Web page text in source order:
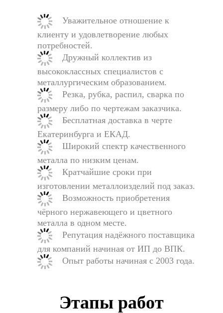
Уважительное отношение к
клиенту и удовлетворение любых
потребностей.
Дружный коллектив из
высококлассных специалистов с
металлургическим образованием.
Резка, рубка, распил, сварка по
размеру либо по чертежам заказчика.
Бесплатная доставка в черте
Екатеринбурга и ЕКАД.
Широкий спектр качественного
металла по низким ценам.
Кратчайшие сроки при
изготовлении металлоизделий под заказ.
Возможность приобретения
чёрного нержавеющего и цветного
металла в одном месте.
Репутация надёжного поставщика
для компаний начиная от ИП до ВПК.
Опыт работы начиная с 2003 года.
Этапы работ